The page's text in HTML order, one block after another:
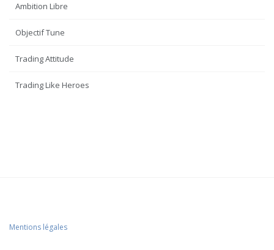
Ambition Libre
Objectif Tune
Trading Attitude
Trading Like Heroes
Mentions légales